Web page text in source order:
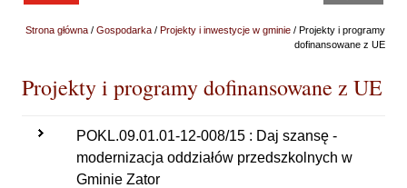
Strona główna/ Gospodarka/ Projekty i inwestycje w gminie/ Projekty i programy
dofinansowane z UE
Projekty i programy dofinansowane z UE
POKL.09.01.01-12-008/15 : Daj szansę -
modernizacja oddziałów przedszkolnych w
Gminie Zator